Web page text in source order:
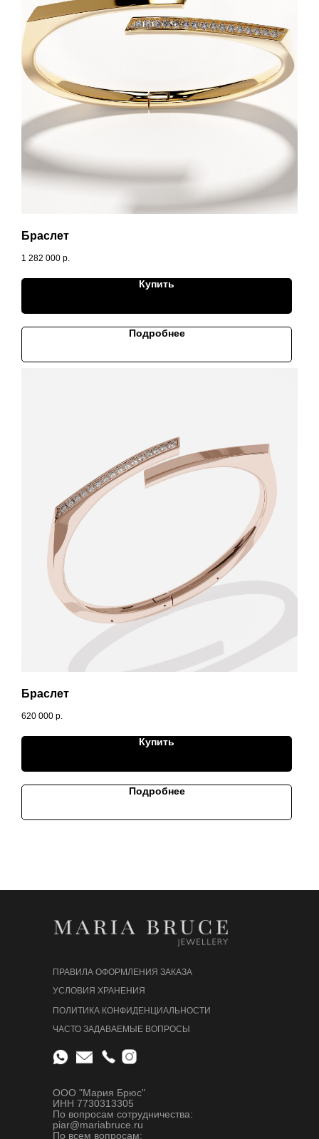
Браслет
1 282 000 р.
Купить
Подробнее
Браслет
620 000 р.
Купить
Подробнее
ПРАВИЛА ОФОРМЛЕНИЯ ЗАКАЗА
УСЛОВИЯ ХРАНЕНИЯ
ПОЛИТИКА КОНФИДЕНЦИАЛЬНОСТИ
ЧАСТО ЗАДАВАЕМЫЕ ВОПРОСЫ
ООО "Мария Брюс"
ИНН 7730313305
По вопросам сотрудничества:
piar@mariabruce.ru
По всем вопросам: